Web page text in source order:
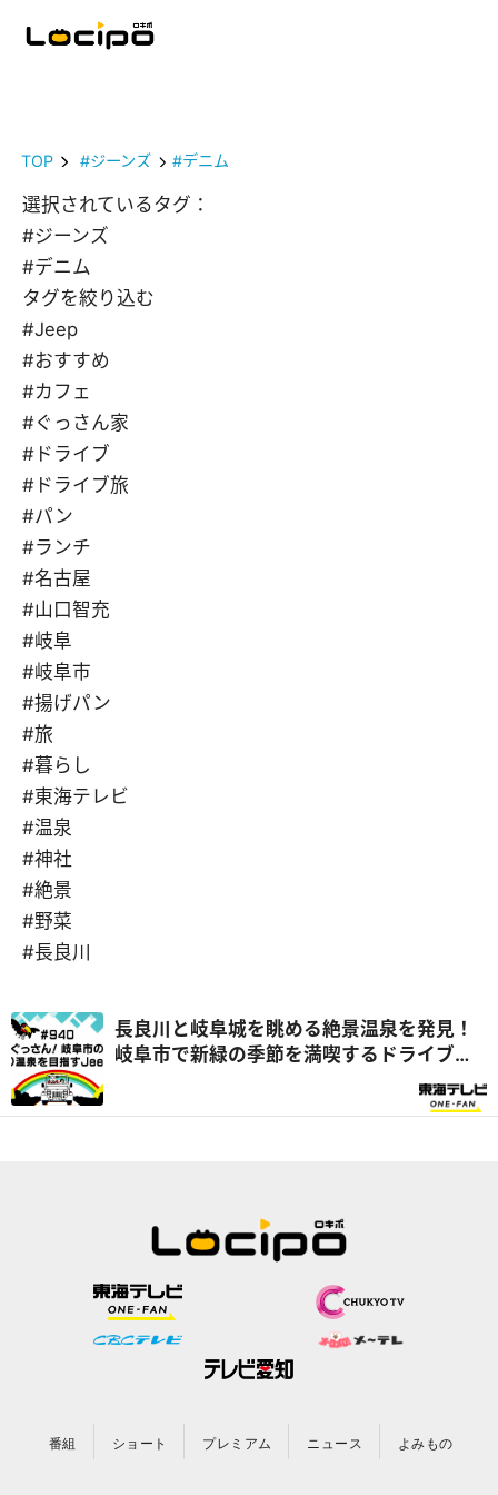
TOP #ジーンズ #デニム
選択されているタグ：
#ジーンズ
#デニム
タグを絞り込む
#Jeep
#おすすめ
#カフェ
#ぐっさん家
#ドライブ
#ドライブ旅
#パン
#ランチ
#名古屋
#山口智充
#岐阜
#岐阜市
#揚げパン
#旅
#暮らし
#東海テレビ
#温泉
#神社
#絶景
#野菜
#長良川
長良川と岐阜城を眺める絶景温泉を発見！
岐阜市で新緑の季節を満喫するドライブ旅
番組 ショート プレミアム ニュース よみもの